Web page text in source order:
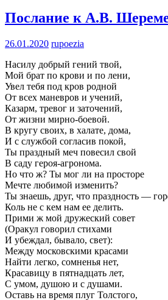
Послание к А.В.
26.01.2020 rupoezia
Насилу добрый гений твой,
Мой брат по крови и по лени,
Увел тебя под кров родной
От всех маневров и учений,
Казарм, тревог и заточений,
От жизни мирно-боевой.
В кругу своих, в халате, дома,
И с службой согласив покой,
Ты праздный меч повесил свой
В саду героя-агронома.
Но что ж? Ты мог ли на просторе
Мечте любимой изменить?
Ты знаешь, друг, что праздность —
Коль не с кем нам ее делить.
Прими ж мой дружеский совет
(Оракул говорил стихами
И убеждал, бывало, свет):
Между московскими красами
Найти легко, сомненья нет,
Красавицу в пятнадцать лет,
С умом, душою и с душами.
Оставь на время плуг Толстого,